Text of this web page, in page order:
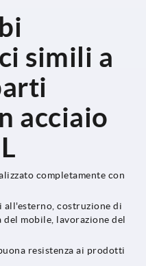
simili a
acciaio
completamente con
costruzione di
mobile, lavorazione del
resistenza ai prodotti